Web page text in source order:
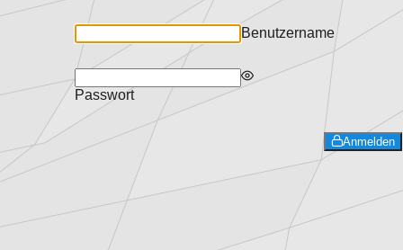
Benutzername
Passwort
Anmelden